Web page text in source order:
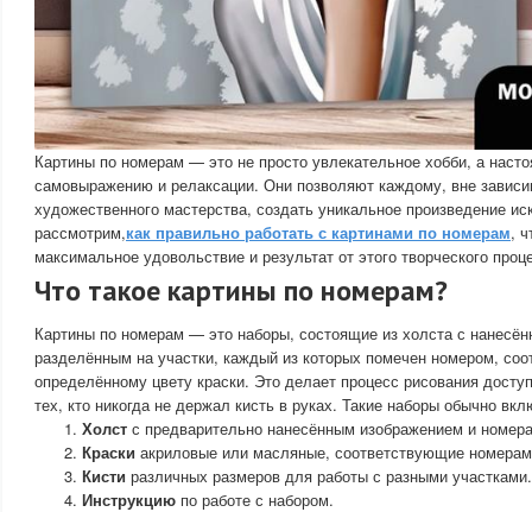
Картины по номерам — это не просто увлекательное хобби, а
самовыражению и релаксации. Они позволяют каждому, вне
художественного мастерства, создать уникальное произведение
рассмотрим,как правильно работать с картинами по номерам,
максимальное удовольствие и результат от этого творческого
Что такое картины по номерам?
Картины по номерам — это наборы, состоящие из холста с
разделённым на участки, каждый из которых помечен номером,
определённому цвету краски. Это делает процесс рисования
тех, кто никогда не держал кисть в руках. Такие наборы обычно
Холст с предварительно нанесённым изображением и
Краски акриловые или масляные, соответствующие
Кисти различных размеров для работы с разными участками.
Инструкцию по работе с набором.